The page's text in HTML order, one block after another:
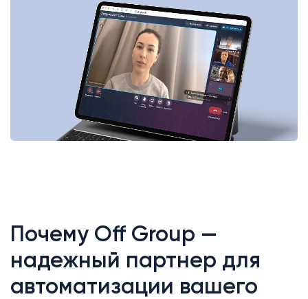
Почему Off Group —
надежный партнер для
автоматизации вашего